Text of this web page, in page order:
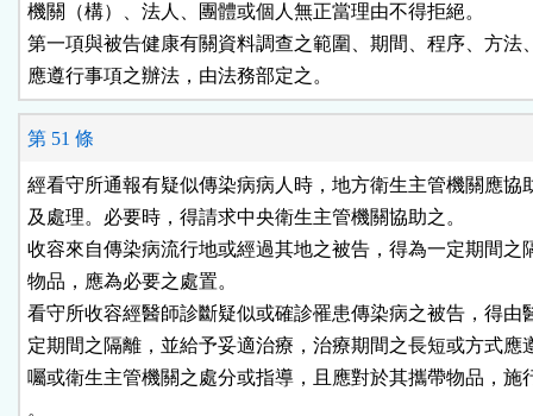
機關（構）、法人、團體或個人無正當理由不得拒絕。
第一項與被告健康有關資料調查之範圍、期間、程序、方法
應遵行事項之辦法，由法務部定之。
第 51 條
經看守所通報有疑似傳染病病人時，地方衛生主管機關應協
及處理。必要時，得請求中央衛生主管機關協助之。
收容來自傳染病流行地或經過其地之被告，得為一定期間之
物品，應為必要之處置。
看守所收容經醫師診斷疑似或確診罹患傳染病之被告，得由
定期間之隔離，並給予妥適治療，治療期間之長短或方式應
囑或衛生主管機關之處分或指導，且應對於其攜帶物品，施
。